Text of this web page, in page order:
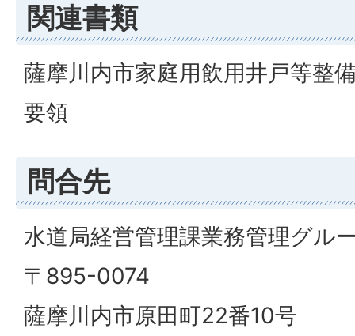
関連書類
薩摩川内市家庭用飲用井戸等整
要領
問合先
水道局経営管理課業務管理グル
〒895-0074
薩摩川内市原田町22番10号